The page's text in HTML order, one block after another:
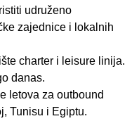
udruženo
zajednice i lokalnih
charter i leisure linija.
danas.
letova za outbound
Tunisu i Egiptu.